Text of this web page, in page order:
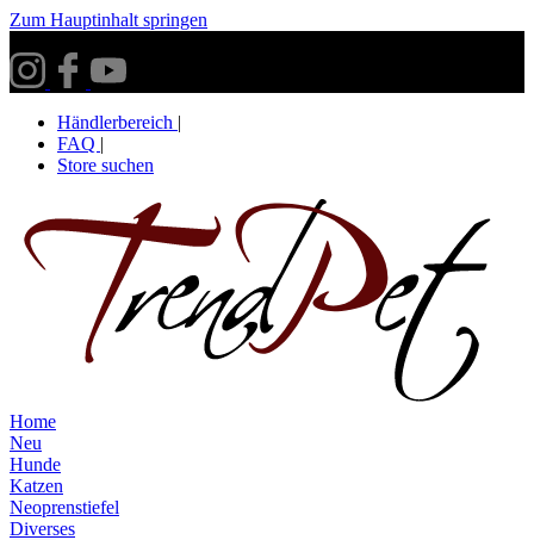
Zum Hauptinhalt springen
Händlerbereich |
FAQ |
Store suchen
Home
Neu
Hunde
Katzen
Neoprenstiefel
Diverses